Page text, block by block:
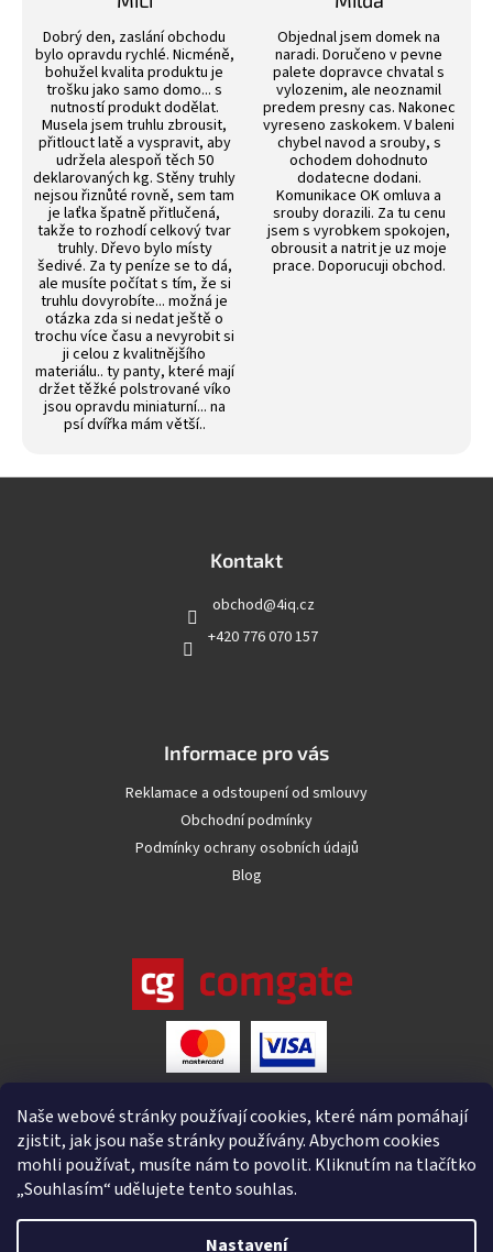
Naše webové stránky používají cookies, které nám pomáhají
zjistit, jak jsou naše stránky používány. Abychom cookies
mohli používat, musíte nám to povolit. Kliknutím na tlačítko
„Souhlasím“ udělujete tento souhlas.
Nastavení
hvězdiček.
Hodnocení obchodu je 3 z 5 hvězdiček.
Dobrý den, zaslání obchodu
bylo opravdu rychlé. Nicméně,
bohužel kvalita produktu je
trošku jako samo domo... s
nutností produkt dodělat.
Musela jsem truhlu zbrousit,
přitlouct latě a vyspravit, aby
udržela alespoň těch 50
deklarovaných kg. Stěny truhly
nejsou řiznůté rovně, sem tam
je laťka špatně přitlučená,
takže to rozhodí celkový tvar
truhly. Dřevo bylo místy
šedivé. Za ty peníze se to dá,
ale musíte počítat s tím, že si
truhlu dovyrobíte... možná je
otázka zda si nedat ještě o
trochu více času a nevyrobit si
ji celou z kvalitnějšího
materiálu.. ty panty, které mají
držet těžké polstrované víko
jsou opravdu miniaturní... na
psí dvířka mám větší..
Objednal jsem domek na
naradi. Doručeno v pevne
palete dopravce chvatal s
vylozenim, ale neoznamil
predem presny cas. Nakonec
vyreseno zaskokem. V baleni
chybel navod a srouby, s
ochodem dohodnuto
dodatecne dodani.
Komunikace OK omluva a
srouby dorazili. Za tu cenu
jsem s vyrobkem spokojen,
obrousit a natrit je uz moje
prace. Doporucuji obchod.
Kontakt
obchod@4iq.cz
+420 776 070 157
Informace pro vás
Reklamace a odstoupení od smlouvy
Obchodní podmínky
Podmínky ochrany osobních údajů
Blog